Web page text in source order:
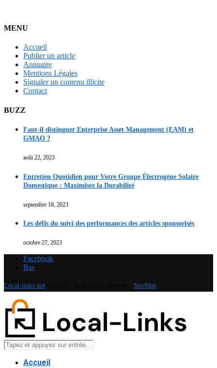
MENU
Accueil
Publier un article
Annuaire
Mentions Légales
Signaler un contenu illicite
Contact
BUZZ
Faut-il distinguer Enterprise Asset Management (EAM) et
GMAO ?
août 22, 2023
Entretien Quotidien pour Votre Groupe Électrogène Solaire
Domestique : Maximisez la Durabilité
septembre 18, 2023
Les défis du suivi des performances des articles sponsorisés
octobre 27, 2023
Facebook
Rss
Local-links.net SiteMap
Accueil